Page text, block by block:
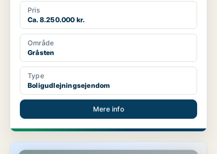
Pris
Ca. 8.250.000 kr.
Område
Gråsten
Type
Boligudlejningsejendom
Mere info
Butik i Sønder Omme